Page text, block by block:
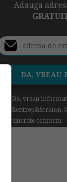
Adauga
Da, vreau
Rentrop&Straton.
fie prelucrate conform